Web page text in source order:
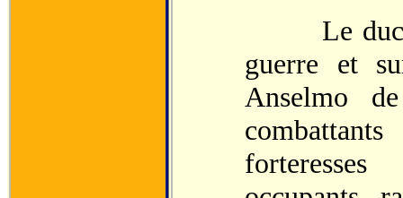
Le duc de
guerre et
Anselmo